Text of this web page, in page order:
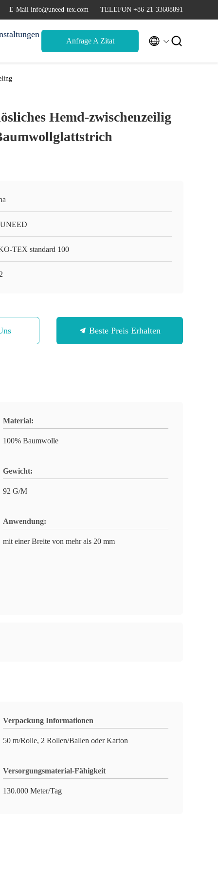
E-Mail info@uneed-tex.com TELEFON +86-21-33608891
Anfrage A Zitat  
Hemd-zwischenzeilig
TEX standard 100
Beste Preis Erhalten
Material:
100% Baumwolle
Gewicht:
92 G/M
Anwendung:
mit einer Breite von mehr als 20 mm
Verpackung Informationen
50 m/Rolle, 2 Rollen/Ballen oder Karton
Versorgungsmaterial-Fähigkeit
130.000 Meter/Tag